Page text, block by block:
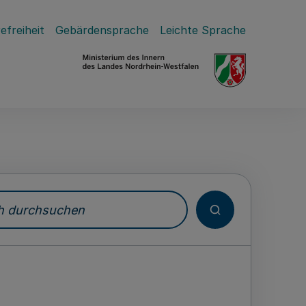
Gebärdensprache Leichte Sprache